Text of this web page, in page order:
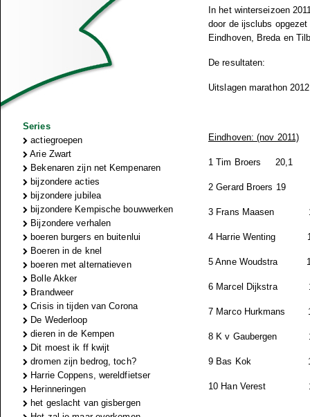
Series
actiegroepen
Arie Zwart
Bekenaren zijn net Kempenaren
bijzondere acties
bijzondere jubilea
bijzondere Kempische bouwwerken
Bijzondere verhalen
boeren burgers en buitenlui
Boeren in de knel
boeren met alternatieven
Bolle Akker
Brandweer
Crisis in tijden van Corona
De Wederloop
dieren in de Kempen
Dit moest ik ff kwijt
dromen zijn bedrog, toch?
Harrie Coppens, wereldfietser
Herinneringen
het geslacht van gisbergen
In het winterseizoen
door de ijsclubs
Eindhoven, Breda en
De resultaten:
Uitslagen marathon 2012
Eindhoven: (nov 2011)
1 Tim Broers 20,1
2 Gerard Broers 19
3 Frans Maasen
4 Harrie Wenting
5 Anne Woudstra
6 Marcel Dijkstra
7 Marco Hurkmans
8 K v Gaubergen
9 Bas Kok
10 Han Verest